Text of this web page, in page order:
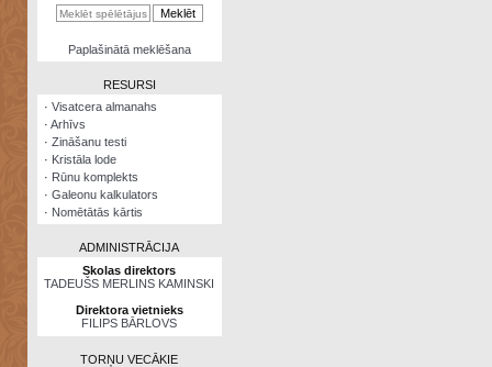
kalkulators
NomētātāsPaplašinātā meklēšana
RESURSI
· Visatcera almanahs
· Arhīvs
· Zināšanu testi
· Kristāla lode
· Rūnu komplekts
· Galeonu kalkulators
· Nomētātās kārtis
ADMINISTRĀCIJA
Skolas direktors
TADEUŠS MERLINS KAMINSKI
Direktora vietnieks
FILIPS BĀRLOVS
TORŅU VECĀKIE